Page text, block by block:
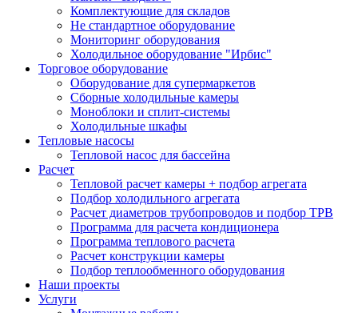
Комплектующие для складов
Не стандартное оборудование
Мониторинг оборудования
Холодильное оборудование "Ирбис"
Торговое оборудование
Оборудование для супермаркетов
Сборные холодильные камеры
Моноблоки и сплит-системы
Холодильные шкафы
Тепловые насосы
Тепловой насос для бассейна
Расчет
Тепловой расчет камеры + подбор агрегата
Подбор холодильного агрегата
Расчет диаметров трубопроводов и подбор ТРВ
Программа для расчета кондиционера
Программа теплового расчета
Расчет конструкции камеры
Подбор теплообменного оборудования
Наши проекты
Услуги